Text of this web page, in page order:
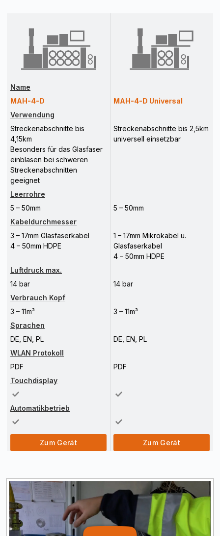
Name
MAH-4-D
MAH-4-D Universal
Verwendung
Streckenabschnitte bis
4,15km
Besonders für das Glasfaser
einblasen bei schweren
Streckenabschnitten
geeignet
Streckenabschnitte bis 2,5km
universell einsetzbar
Leerrohre
5 – 50mm
5 – 50mm
Kabeldurchmesser
3 – 17mm Glasfaserkabel
4 – 50mm HDPE
1 – 17mm Mikrokabel u.
Glasfaserkabel
4 – 50mm HDPE
Luftdruck max.
14 bar
14 bar
Verbrauch Kopf
3 – 11m³
3 – 11m³
Sprachen
DE, EN, PL
DE, EN, PL
WLAN Protokoll
PDF
PDF
Touchdisplay
Automatikbetrieb
Zum Gerät Zum Gerät